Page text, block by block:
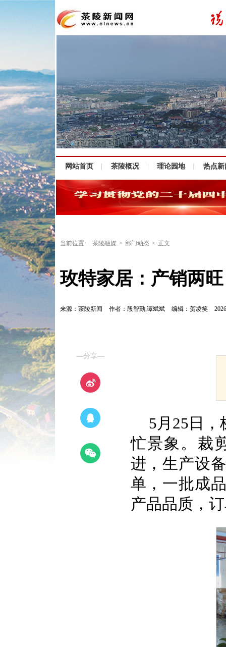
网站首页 茶陵概况 理论园地 热点新
当前位置: 茶陵融媒 > 部门动态 > 正文
玫特家居：产销两
来源：茶陵新闻 作者：段智勤,谭斌斌 编辑：贺凌笑
—分享—
5月25日
忙景象。裁
进，生产设
单，一批成
产品品质，